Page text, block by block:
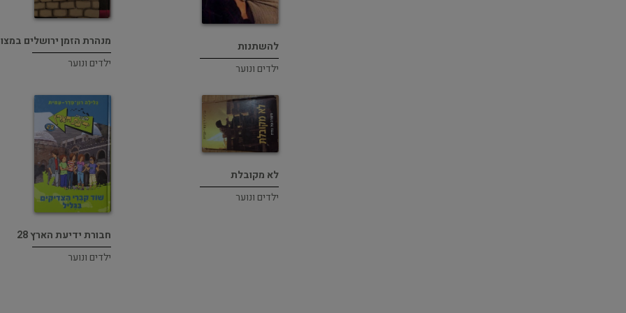
להשתנות
ילדים ונוער
מנהרת הזמן ירושלים
ילדים ונוער
לא מקובלת
ילדים ונוער
חבורת ידיעת הארץ 28
ילדים ונוער